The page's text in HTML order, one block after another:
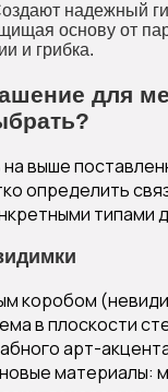
надежный
основу от
и грибка.
для
выше
определить
типами
коробом
в плоскости
арт-
материалы: